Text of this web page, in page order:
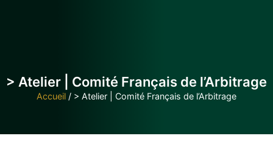
> Atelier | Comité Français de l’Arbitrage
Accueil / > Atelier | Comité Français de l’Arbitrage